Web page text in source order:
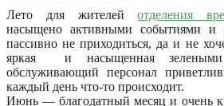
Лето для жителейотделения
насыщено активными событиями и
пассивно не приходиться, да и не
яркая и насыщенная зелеными
обслуживающий персонал
каждый день что-то происходит.
Июнь — благодатный месяц и очень